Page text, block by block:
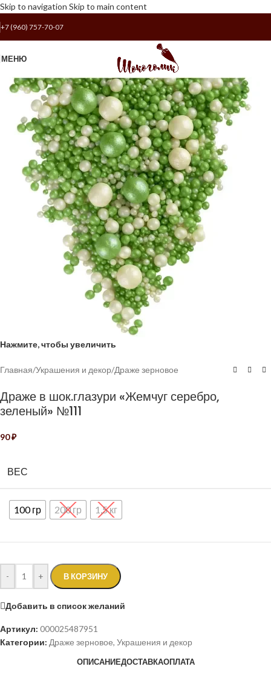
Skip to navigation Skip to main content
+7 (960) 757-70-07
МЕНЮ
Нажмите, чтобы увеличить
Главная/Украшения и декор/Драже зерновое
Драже в шок.глазури «Жемчуг серебро,
зеленый» №111
90₽
ВЕС
100 гр 200 гр 1,5 кг
- + В КОРЗИНУ
Добавить в список желаний
Артикул: 000025487951
Категории: Драже зерновое, Украшения и декор
ОПИСАНИЕДОСТАВКАОПЛАТА